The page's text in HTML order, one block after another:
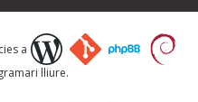
a
lliure.